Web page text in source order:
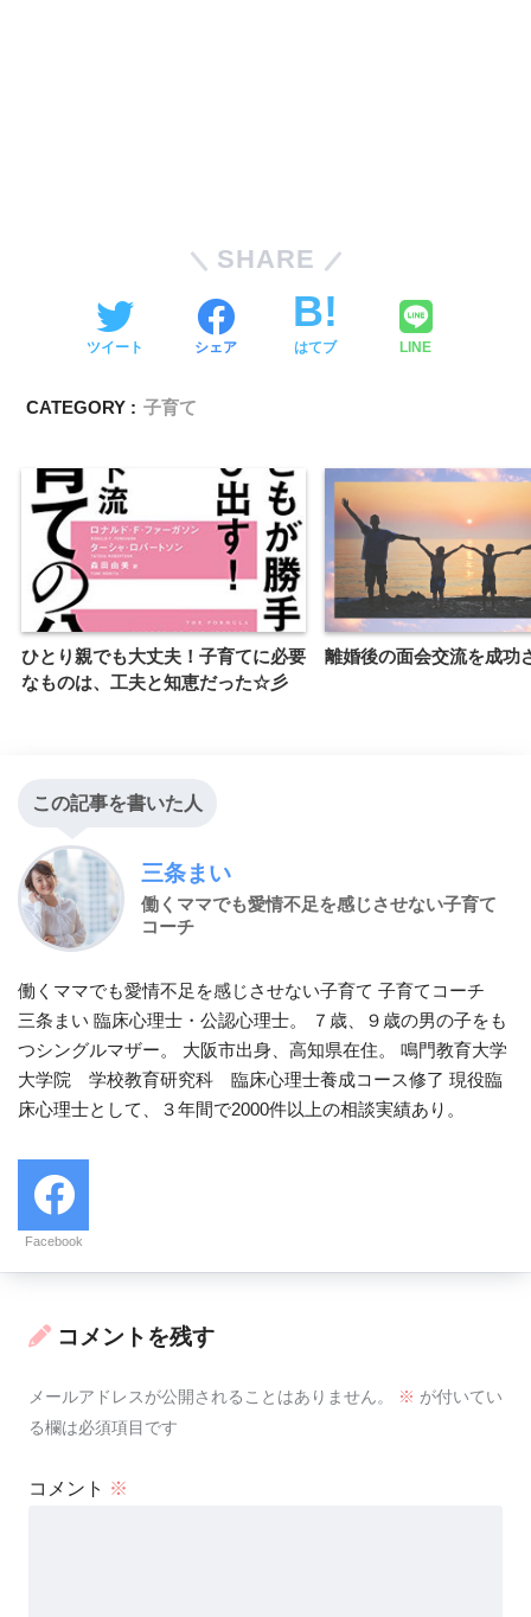
SHARE
ツイート シェア はてブ LINE
CATEGORY : 子育て
ひとり親でも大丈夫！子育てに必要
なものは、工夫と知恵だった☆彡
離婚後の面会交流を成功
この記事を書いた人
三条まい
働くママでも愛情不足を感じさせない子育て
コーチ
働くママでも愛情不足を感じさせない子育て 子育てコーチ
三条まい 臨床心理士・公認心理士。 ７歳、９歳の男の子をも
つシングルマザー。 大阪市出身、高知県在住。 鳴門教育大学
大学院 学校教育研究科 臨床心理士養成コース修了 現役臨
床心理士として、３年間で2000件以上の相談実績あり。
Facebook
コメントを残す
メールアドレスが公開されることはありません。 ※ が付いてい
る欄は必須項目です
コメント ※